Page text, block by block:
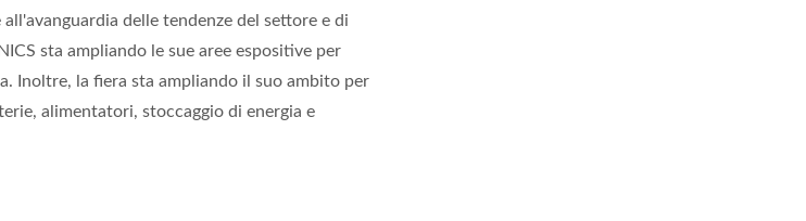
delle tendenze del settore e di
sta ampliando le sue aree espositive per
Inoltre, la fiera sta ampliando il suo ambito per
alimentatori, stoccaggio di energia e